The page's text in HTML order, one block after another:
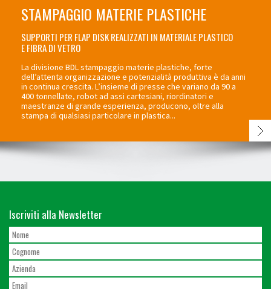
STAMPAGGIO MATERIE PLASTICHE
SUPPORTI PER FLAP DISK REALIZZATI IN MATERIALE PLASTICO
E FIBRA DI VETRO
La divisione BDL stampaggio materie plastiche, forte
dell’attenta organizzazione e potenzialità produttiva è da anni
in continua crescita. L’insieme di presse che variano da 90 a
400 tonnellate, robot ad assi cartesiani, riordinatori e
maestranze di grande esperienza, producono, oltre alla
stampa di qualsiasi particolare in plastica...
Iscriviti alla Newsletter